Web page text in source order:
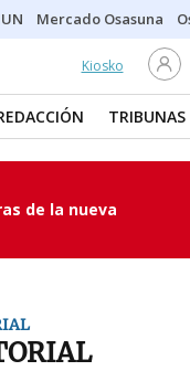
Mercado Osasuna
Kiosko
TRIBUNAS
de la nueva